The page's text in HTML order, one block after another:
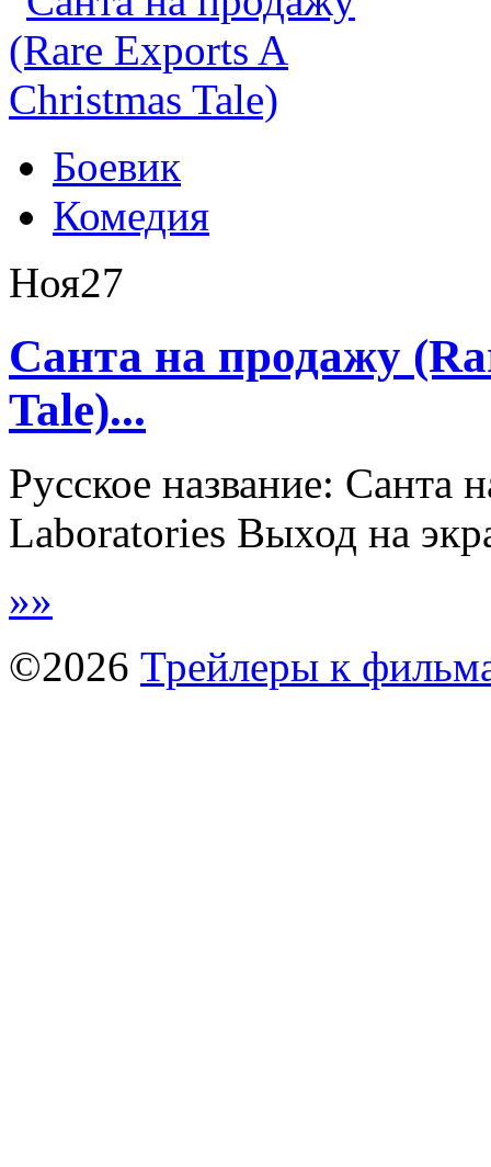
Боевик
Комедия
Ноя27
Санта на продажу
Tale)...
Русское название: Санта
Laboratories Выход на
»»
©2026 Трейлеры к